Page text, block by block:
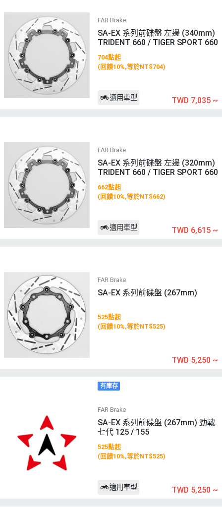
FAR Brake
SA-EX 系列前碟盤 左邊 (340mm)
TRIDENT 660 / TIGER SPORT 660
704點起
(回饋10%,等於NT$704)
適用車型 TWD 7,035 ~
FAR Brake
SA-EX 系列前碟盤 左邊 (320mm)
TRIDENT 660 / TIGER SPORT 660
662點起
(回饋10%,等於NT$662)
適用車型 TWD 6,615 ~
FAR Brake
SA-EX 系列前碟盤 (267mm)
525點起
(回饋10%,等於NT$525)
TWD 5,250 ~
有庫存
FAR Brake
SA-EX 系列前碟盤 (267mm) 勁戰
七代 125 / 155
525點起
(回饋10%,等於NT$525)
適用車型 TWD 5,250 ~